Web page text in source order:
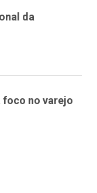
da
foco no varejo